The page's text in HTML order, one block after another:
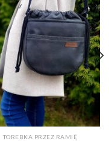
TOREBKA PRZEZ RAMIĘ